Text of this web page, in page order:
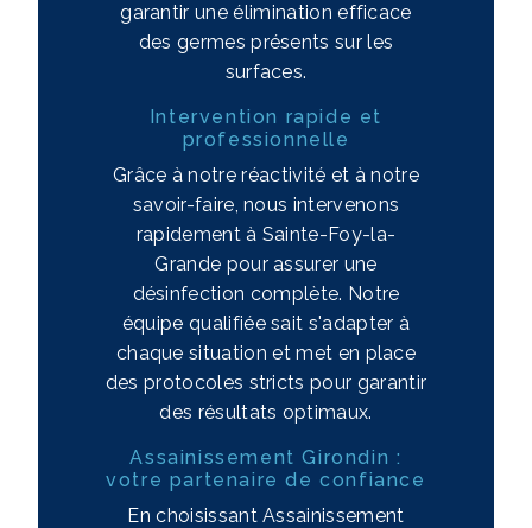
garantir une élimination efficace
des germes présents sur les
surfaces.
Intervention rapide et
professionnelle
Grâce à notre réactivité et à notre
savoir-faire, nous intervenons
rapidement à Sainte-Foy-la-
Grande pour assurer une
désinfection complète. Notre
équipe qualifiée sait s'adapter à
chaque situation et met en place
des protocoles stricts pour garantir
des résultats optimaux.
Assainissement Girondin :
votre partenaire de confiance
En choisissant Assainissement